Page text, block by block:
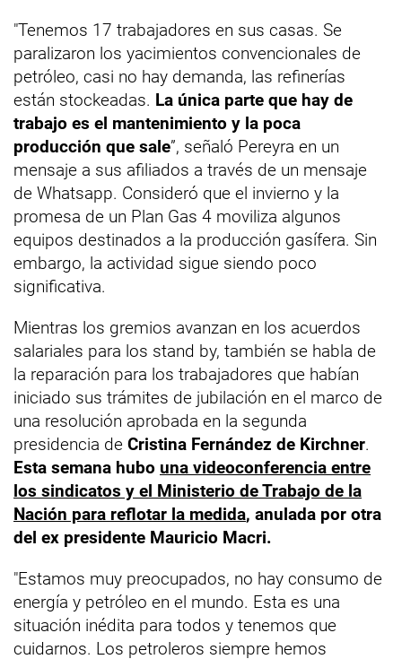
"Tenemos 17 trabajadores en sus casas. Se
paralizaron los yacimientos convencionales de
petróleo, casi no hay demanda, las refinerías
están stockeadas. La única parte que hay de
trabajo es el mantenimiento y la poca
producción que sale”, señaló Pereyra en un
mensaje a sus afiliados a través de un mensaje
de Whatsapp. Consideró que el invierno y la
promesa de un Plan Gas 4 moviliza algunos
equipos destinados a la producción gasífera. Sin
embargo, la actividad sigue siendo poco
significativa.
Mientras los gremios avanzan en los acuerdos
salariales para los stand by, también se habla de
la reparación para los trabajadores que habían
iniciado sus trámites de jubilación en el marco de
una resolución aprobada en la segunda
presidencia de Cristina Fernández de Kirchner.
Esta semana hubo una videoconferencia entre
los sindicatos y el Ministerio de Trabajo de la
Nación para reflotar la medida, anulada por otra
del ex presidente Mauricio Macri.
"Estamos muy preocupados, no hay consumo de
energía y petróleo en el mundo. Esta es una
situación inédita para todos y tenemos que
cuidarnos. Los petroleros siempre hemos